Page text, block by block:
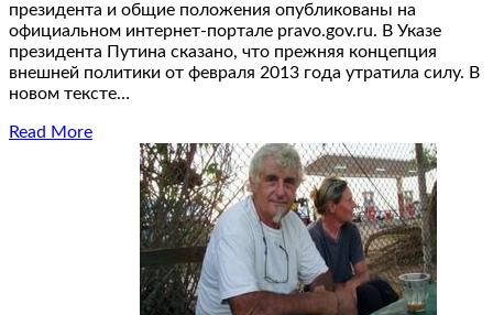
президента и общие положения опубликованы на
официальном интернет-портале pravo.gov.ru. В Указе
президента Путина сказано, что прежняя концепция
внешней политики от февраля 2013 года утратила силу. В
новом тексте…
Read More